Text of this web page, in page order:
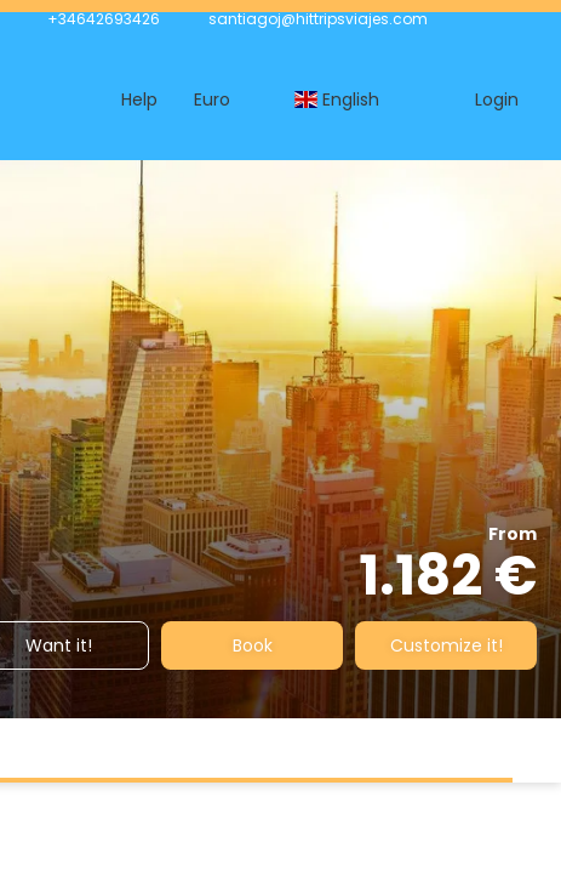
+34642693426 santiagoj@hittripsviajes.com
Help Euro English Login
From
1.182 €
Want it! Book Customize it!